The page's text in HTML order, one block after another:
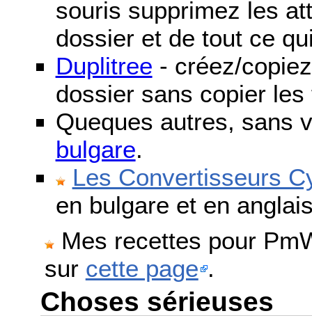
souris supprimez les
dossier et de tout ce
Duplitree - créez/
dossier sans copier les
Queques autres, sans
bulgare.
Les Convertisseurs
en bulgare et en
Mes recettes pour
sur cette page .
Choses sérieuses